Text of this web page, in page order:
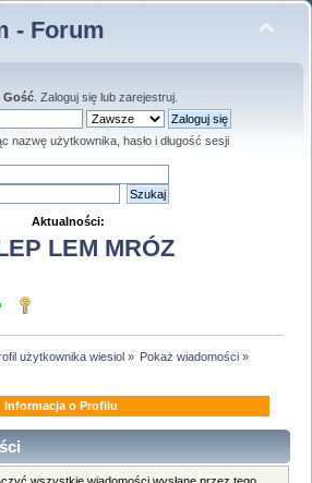
- Forum
Gość. Zaloguj sięlub zarejestruj.
nazwę użytkownika, hasło i długość sesji
Aktualności:
LEM MRÓZ
użytkownika wiesiol» Pokaż wiadomości»
Informacja o Profilu